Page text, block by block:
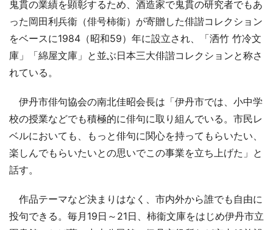
鬼貫の業績を顕彰するため、酒造家で鬼貫の研究者でもあ
った岡田利兵衞（俳号柿衞）が寄贈した俳諧コレクション
をベースに1984（昭和59）年に設立され、「洒竹 竹冷文
庫」「綿屋文庫」と並ぶ日本三大俳諧コレクションと称さ
れている。
伊丹市俳句協会の南北佳昭会長は「伊丹市では、小中学
校の授業などでも積極的に俳句に取り組んでいる。市民レ
ベルにおいても、もっと俳句に関心を持ってもらいたい、
楽しんでもらいたいとの思いでこの事業を立ち上げた」と
話す。
作品テーマなど決まりはなく、市内外から誰でも自由に
投句できる。毎月19日～21日、柿衞文庫をはじめ伊丹市立